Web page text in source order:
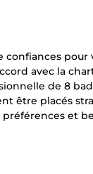
confiances
avec la
de 8
être placés
et